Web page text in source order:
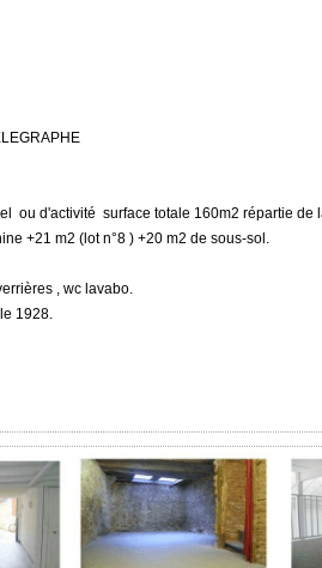
ou d'activité surface totale 160m2 répartie de
+21 m2 (lot n°8 ) +20 m2 de sous-sol.
, wc lavabo.
1928.